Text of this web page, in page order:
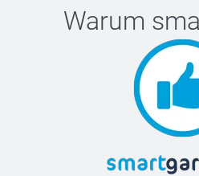
Warum